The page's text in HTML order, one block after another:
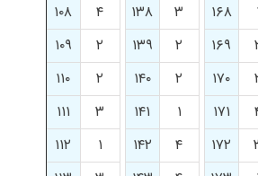
۱۶۸ ۳ ۱۳۸ ۴
۱۰۸
۱۶۹ ۲ ۱۳۹ ۲
۱۰۹
۱۷۰ ۲ ۱۴۰ ۲
۱۱۰
۱۷۱ ۱ ۱۴۱ ۳
۱۱۱
۱۷۲ ۴ ۱۴۲ ۱
۱۱۲